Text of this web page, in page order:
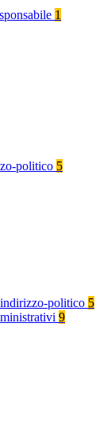
1
politico 5
politico 5
9